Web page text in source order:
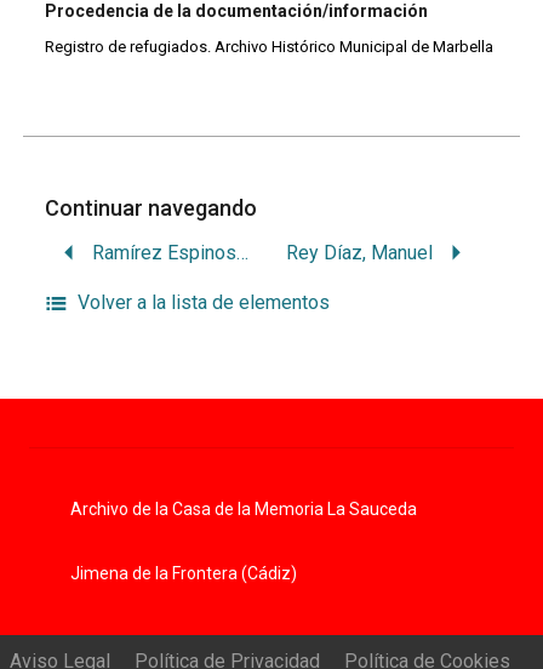
Procedencia de la documentación/información
Registro de refugiados. Archivo Histórico Municipal de Marbella
Continuar navegando
Ramírez Espinosa, Mariana Rey Díaz, Manuel
Volver a la lista de elementos
Archivo de la Casa de la Memoria La Sauceda
Jimena de la Frontera (Cádiz)
Aviso Legal Política de Privacidad Política de Cookies